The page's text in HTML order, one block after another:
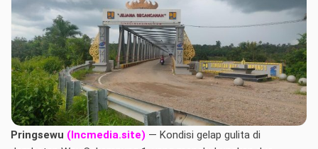
Pringsewu (Incmedia.site) — Kondisi gelap gulita di